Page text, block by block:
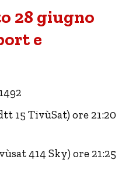
28 giugno
e
15 TivùSat) ore 21:20
414 Sky) ore 21:25